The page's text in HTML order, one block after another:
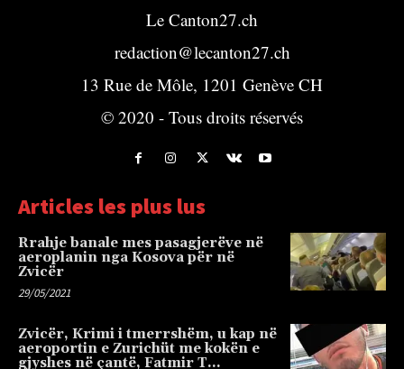
Le Canton27.ch
redaction@lecanton27.ch
13 Rue de Môle, 1201 Genève CH
© 2020 - Tous droits réservés
Articles les plus lus
Rrahje banale mes pasagjerëve në
aeroplanin nga Kosova për në
Zvicër
29/05/2021
Zvicër, Krimi i tmerrshëm, u kap në
aeroportin e Zurichüt me kokën e
gjyshes në çantë, Fatmir T…